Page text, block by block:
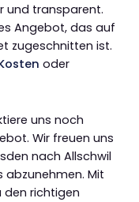
und transparent.
Angebot, das auf
zugeschnitten ist.
oder
uns noch
Wir freuen uns
nach Allschwil
abzunehmen. Mit
den richtigen